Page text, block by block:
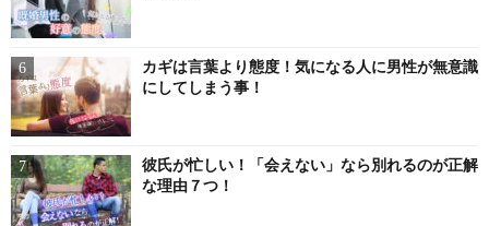
カギは言葉より態度！気になる人に男性が無意識
にしてしまう事！
彼氏が忙しい！「会えない」なら別れるのが正解
な理由７つ！